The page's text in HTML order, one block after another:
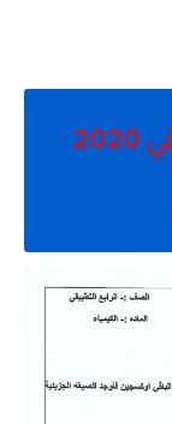
اسئلة كيمياء رابع علمي تطبيقي 2020